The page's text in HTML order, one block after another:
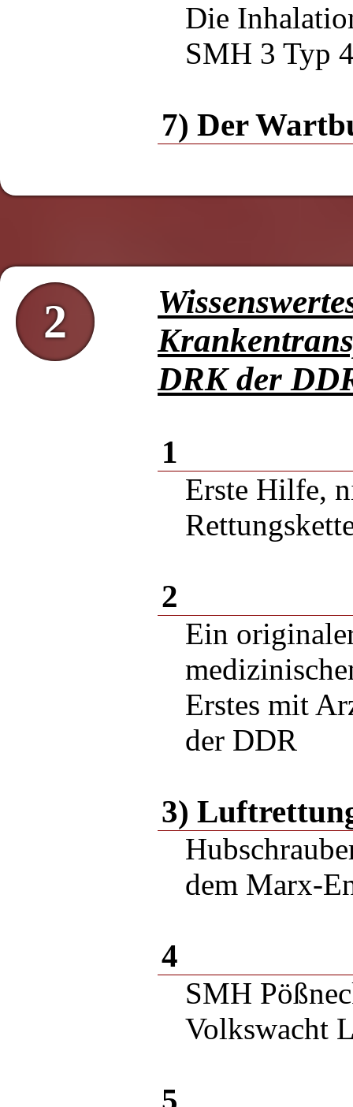
Die
SMH 3 Typ
7) Der
2
DRK der
1
Erste Hilfe,
2
Ein
Erstes mit
der DDR
3)
dem Marx-
4
SMH
Volkswacht